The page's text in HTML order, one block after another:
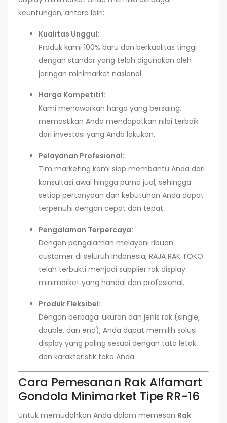
keuntungan, antara lain:
Kualitas Unggul:
Produk kami 100% baru dan berkualitas tinggi
dengan standar yang telah digunakan oleh
jaringan minimarket nasional.
Harga Kompetitif:
Kami menawarkan harga yang bersaing,
memastikan Anda mendapatkan nilai terbaik
dari investasi yang Anda lakukan.
Pelayanan Profesional:
Tim marketing kami siap membantu Anda dari
konsultasi awal hingga purna jual, sehingga
setiap pertanyaan dan kebutuhan Anda dapat
terpenuhi dengan cepat dan tepat.
Pengalaman Terpercaya:
Dengan pengalaman melayani ribuan
customer di seluruh Indonesia, RAJA RAK TOKO
telah terbukti menjadi supplier rak display
minimarket yang handal dan profesional.
Produk Fleksibel:
Dengan berbagai ukuran dan jenis rak (single,
double, dan end), Anda dapat memilih solusi
display yang paling sesuai dengan tata letak
dan karakteristik toko Anda.
Cara Pemesanan Rak Alfamart
Gondola Minimarket Tipe RR-16
Untuk memudahkan Anda dalam memesan Rak